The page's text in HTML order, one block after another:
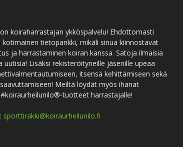
koiraharrastajan ykköspalvelu! Ehdottomasti
tietopankki, mikäli sinua kiinnostavat
ja harrastaminen koiran kanssa. Satoja ilmaisia
uutisia! Lisäksi rekisteröityneille jäsenille upeaa
itsensä kehittämiseen sekä
Meiltä löydät myös ihanat
tuotteet harrastajalle!
sporttirakki@koiraurheilunilo.fi